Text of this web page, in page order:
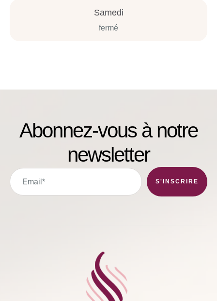
Samedi
fermé
Abonnez-vous à notre
newsletter
S'INSCRIRE